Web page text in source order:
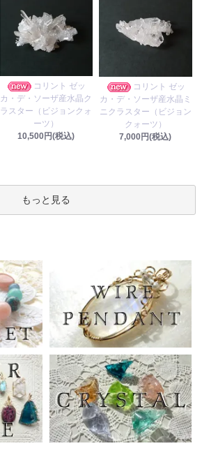
コリント ゼッ
カ・デ・ソーザ産水晶ク
ラスター（ビジョンクォ
ーツ）
10,500円(税込)
コリント ゼッ
カ・デ・ソーザ産水晶ミ
ニクラスター（ビジョン
クォーツ）
7,000円(税込)
もっと見る